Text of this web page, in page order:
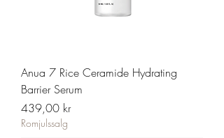
Anua 7 Rice Ceramide Hydrating
Barrier Serum
Pris
439,00 kr
Romjulssalg